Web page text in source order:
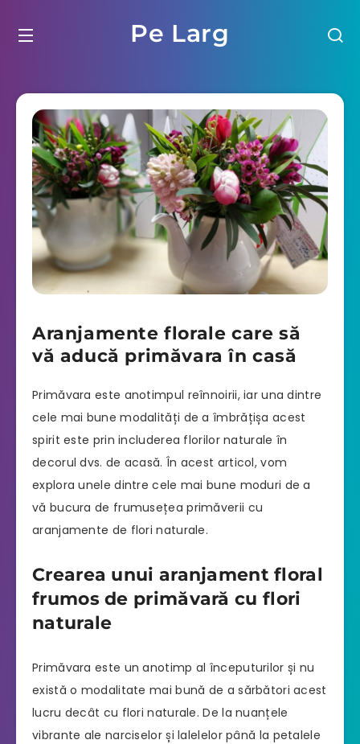
Pe Larg
Aranjamente florale care să
vă aducă primăvara în casă
Primăvara este anotimpul reînnoirii, iar una dintre
cele mai bune modalități de a îmbrățișa acest
spirit este prin includerea florilor naturale în
decorul dvs. de acasă. În acest articol, vom
explora unele dintre cele mai bune moduri de a
vă bucura de frumusețea primăverii cu
aranjamente de flori naturale.
Crearea unui aranjament floral
frumos de primăvară cu flori
naturale
Primăvara este un anotimp al începuturilor și nu
există o modalitate mai bună de a sărbători acest
lucru decât cu flori naturale. De la nuanțele
vibrante ale narciselor și lalelelor până la petalele